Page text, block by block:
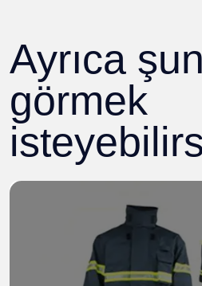
Ayrıca
görmek